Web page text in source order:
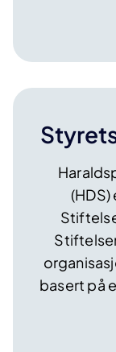
basert på